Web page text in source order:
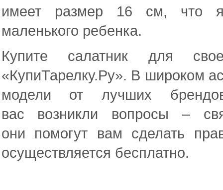
имеет размер 16 см, что
маленького ребенка.
Купите салатник для
«КупиТарелку.Ру». В широком
модели от лучших
вас возникли вопросы –
они помогут вам сделать
осуществляется бесплатно.